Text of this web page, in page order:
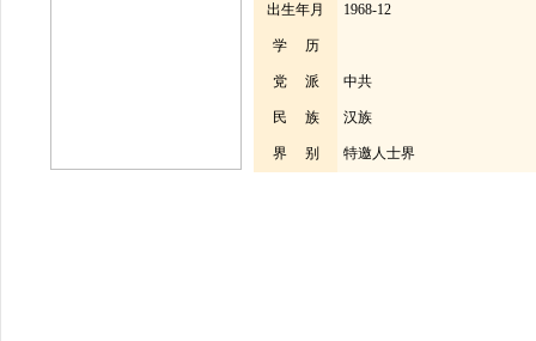
出生年月 1968-12
学 历
党 派 中共
民 族 汉族
界 别 特邀人士界